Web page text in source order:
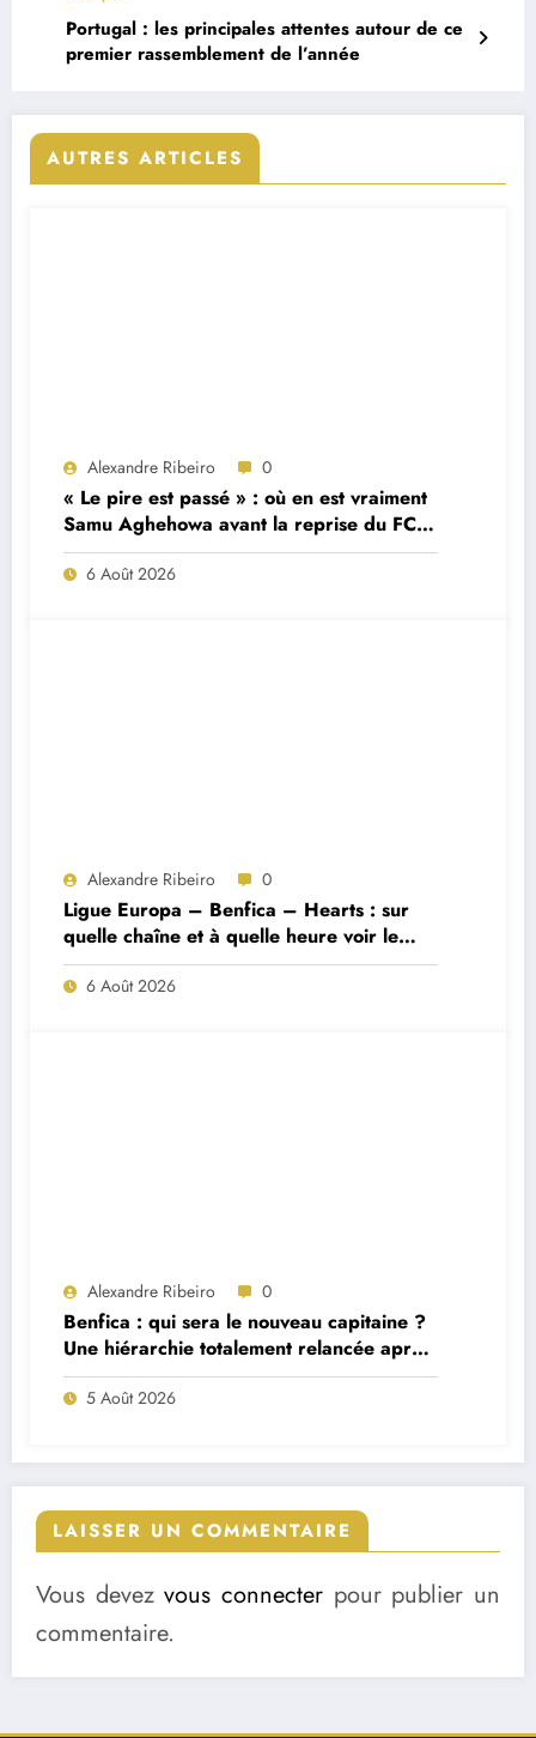
Portugal : les principales attentes autour de ce
premier rassemblement de l’année
AUTRES ARTICLES
Alexandre Ribeiro 0
« Le pire est passé » : où en est vraiment
Samu Aghehowa avant la reprise du FC
Porto ?
6 Août 2026
Alexandre Ribeiro 0
Ligue Europa – Benfica – Hearts : sur
quelle chaîne et à quelle heure voir le
match ?
6 Août 2026
Alexandre Ribeiro 0
Benfica : qui sera le nouveau capitaine ?
Une hiérarchie totalement relancée après
deux départs majeurs
5 Août 2026
LAISSER UN COMMENTAIRE
Vous devezvous connecter pour publier un
commentaire.